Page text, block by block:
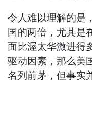
令人难以理解的是
国的两倍，尤其是
面比渥太华激进得
驱动因素，那么美
名列前茅，但事实